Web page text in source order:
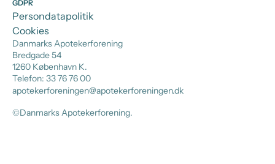
Danmarks Apotekerforening
Bredgade 54
1260 København K.
Telefon: 33 76 76 00
apotekerforeningen@apotekerforeningen.dk
©Danmarks Apotekerforening.
GDPR
Persondatapolitik
Cookies